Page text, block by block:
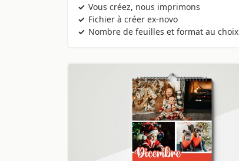
Vous créez, nous imprimons
Fichier à créer ex-novo
Nombre de feuilles et format au choix